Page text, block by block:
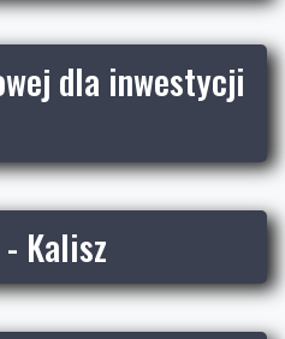
dla inwestycji
Kalisz